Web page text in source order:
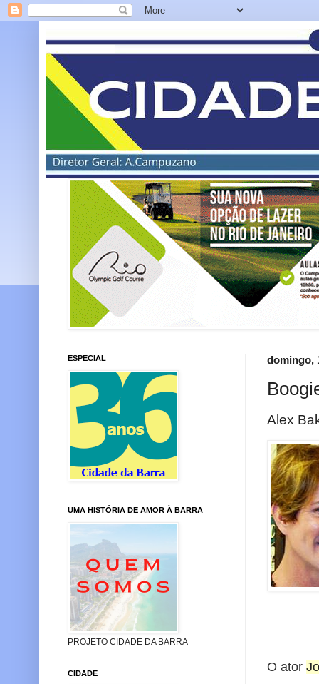
domingo,
Alex
O ator
ESPECIAL
UMA HISTÓRIA DE AMOR À BARRA
PROJETO CIDADE DA BARRA
CIDADE